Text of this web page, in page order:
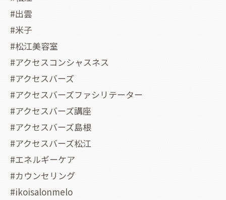
#出雲
#米子
#松江美容室
#アクセスコンシャスネス
#アクセスバーズ
#アクセスバーズファシリテーター
#アクセスバーズ講座
#アクセスバーズ島根
#アクセスバーズ松江
#エネルギーケア
#カウンセリング
#ikoisalonmelo